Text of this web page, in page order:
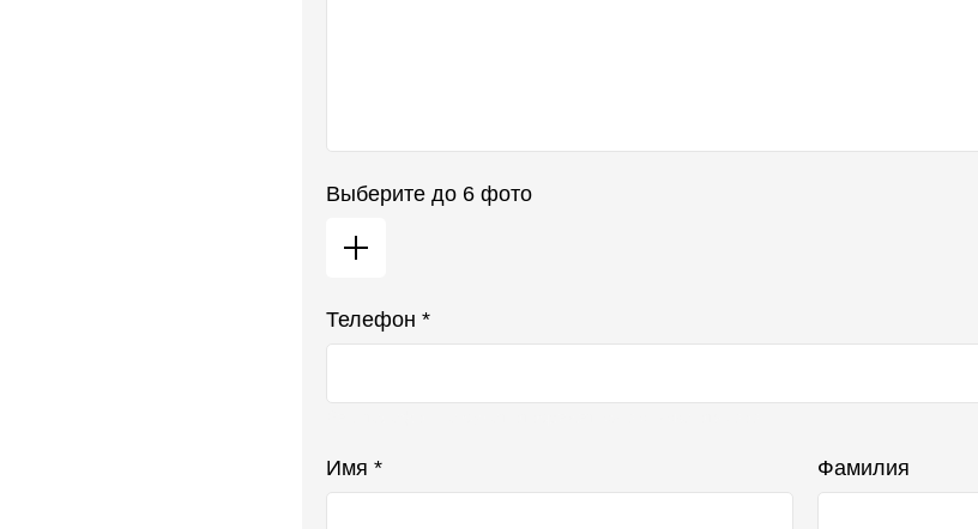
Выберите до 6 фото
Телефон *
Имя * Фамилия